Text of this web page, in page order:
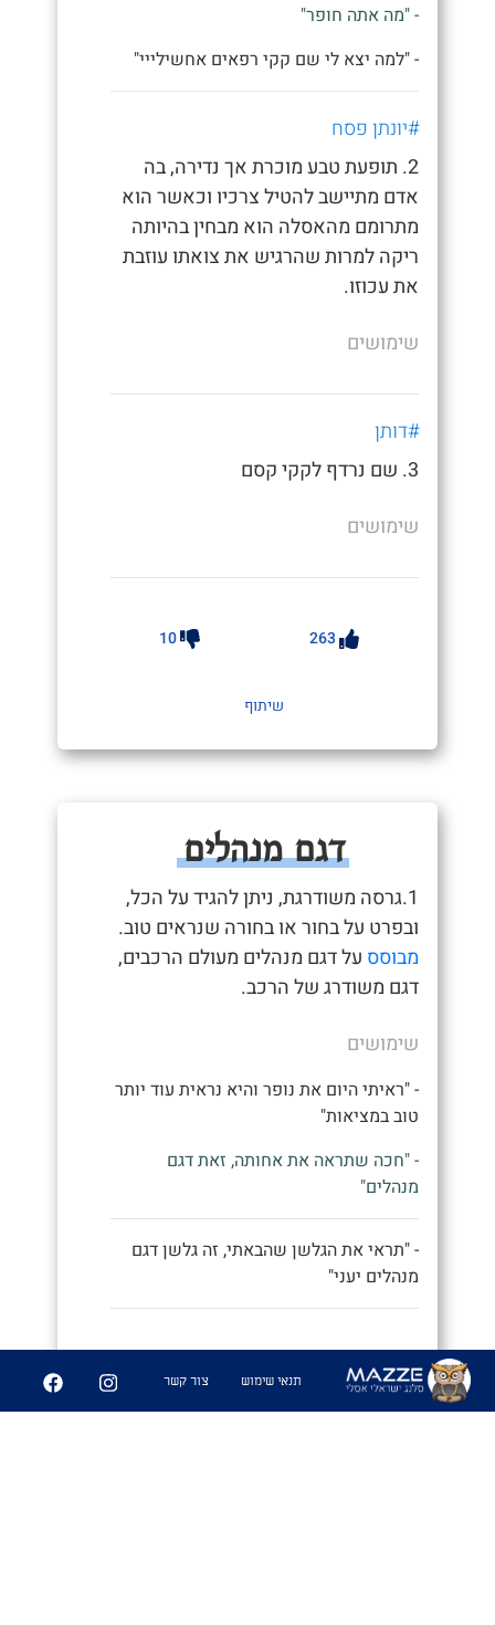
- "מה אתה חופר"
- "למה יצא לי שם קקי רפאים אחשילייי"
#יונתן פסח
2. תופעת טבע מוכרת אך נדירה, בה
אדם מתיישב להטיל צרכיו וכאשר הוא
מתרומם מהאסלה הוא מבחין בהיותה
ריקה למרות שהרגיש את צואתו עוזבת
את עכוזו.
שימושים
#דותן
3. שם נרדף לקקי קסם
שימושים
263
10
שיתוף
דגם מנהלים
1.גרסה משודרגת, ניתן להגיד על הכל,
ובפרט על בחור או בחורה שנראים טוב.
מבוסס על דגם מנהלים מעולם הרכבים,
דגם משודרג של הרכב.
שימושים
- "ראיתי היום את נופר והיא נראית עוד יותר
טוב במציאות"
- "חכה שתראה את אחותה, זאת דגם
מנהלים"
- "תראי את הגלשן שהבאתי, זה גלשן דגם
מנהלים יעני"
תנאי שימוש צור קשר